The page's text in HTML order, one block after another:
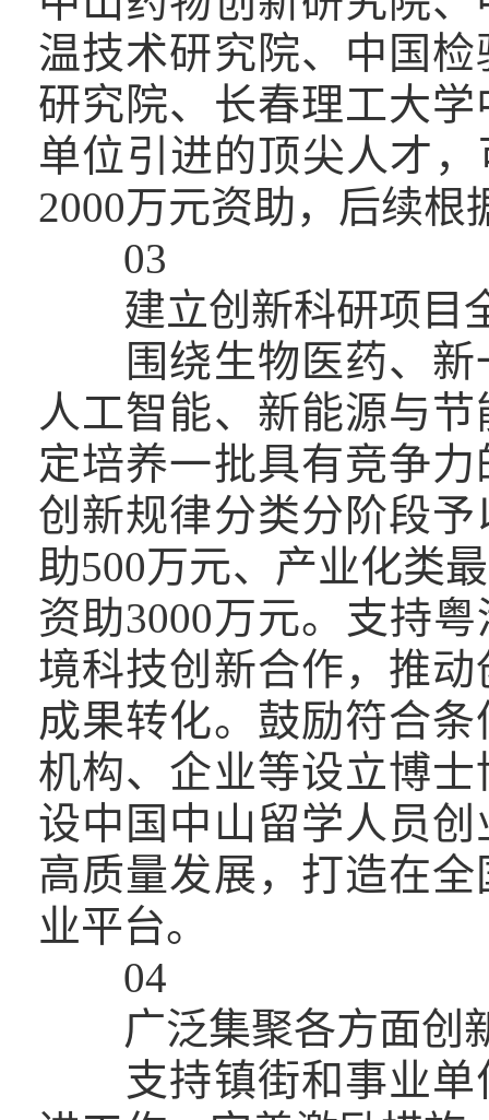
温技术研究院、中国
研究院、长春理工大
单位引进的顶尖人才
2000万元资助，后续
03
建立创新科研项目
围绕生物医药、新
人工智能、新能源与
定培养一批具有竞争
创新规律分类分阶段
助500万元、产业化类
资助3000万元。支持
境科技创新合作，推
成果转化。鼓励符合
机构、企业等设立博
设中国中山留学人员
高质量发展，打造在
业平台。
04
广泛集聚各方面创
支持镇街和事业单